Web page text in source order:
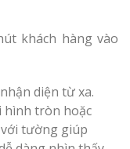
khách hàng vào
diện từ xa.
hình tròn hoặc
tường giúp